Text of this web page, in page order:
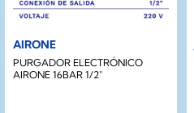
AIRONE
PURGADOR ELECTRÓNICO
AIRONE 16BAR 1/2″